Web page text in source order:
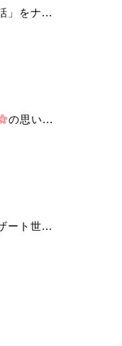
」をナ...
の思い...
ート世...